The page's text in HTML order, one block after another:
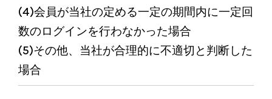
(4)会員が当社の定める一定の期間内に一定回
数のログインを行わなかった場合
(5)その他、当社が合理的に不適切と判断した
場合